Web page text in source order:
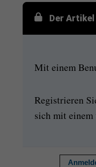
Der
Mit einem
Registrieren
sich mit einem